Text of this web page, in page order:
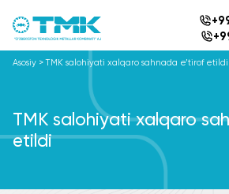
Asosiy >TMK salohiyati xalqaro sahnada e’tirof etildi
TMK salohiyati xalqaro
etildi